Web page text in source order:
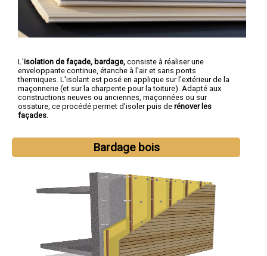
L'isolation de façade, bardage, consiste à réaliser une
enveloppante continue, étanche à l'air et sans ponts
thermiques. L'isolant est posé en applique sur l'extérieur de la
maçonnerie (et sur la charpente pour la toiture). Adapté aux
constructions neuves ou anciennes, maçonnées ou sur
ossature, ce procédé permet d'isoler puis de rénover les
façades.
Bardage bois